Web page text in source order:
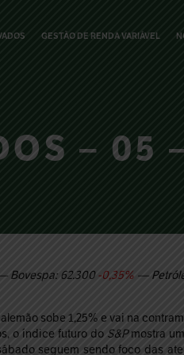
GESTÃO DE RENDA VARIÁVEL
– 05
Bovespa: 62.300-0,35% —
sobe 1,25% e vai na
o índice futuro do S&Pmostra
seguem sendo foco das